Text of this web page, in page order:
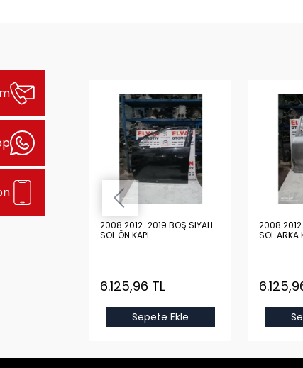
2008 2012-2019 BOŞ SİYAH
SOL ÖN KAPI
6.125,96 TL
Sepete Ekle
2008
SOL ARKA